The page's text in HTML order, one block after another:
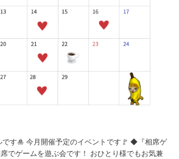
です🎍 今月開催予定のイベントです🚩 ◆『相席ゲ
でゲームを遊ぶ会です！ おひとり様でもお気兼